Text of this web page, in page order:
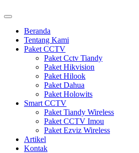
Beranda
Tentang Kami
Paket CCTV
Paket Cctv Tiandy
Paket Hikvision
Paket Hilook
Paket Dahua
Paket Holowits
Smart CCTV
Paket Tiandy Wireless
Paket CCTV Imou
Paket Ezviz Wireless
Artikel
Kontak